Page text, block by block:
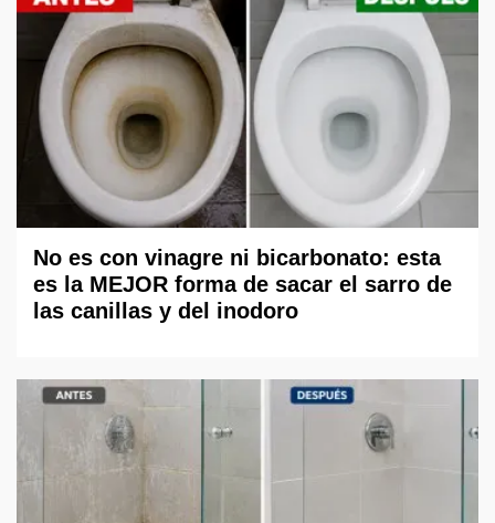
No es con vinagre ni bicarbonato: esta
es la MEJOR forma de sacar el sarro de
las canillas y del inodoro